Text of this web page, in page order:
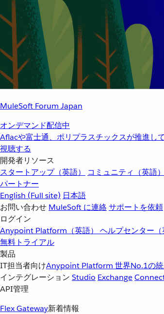
MuleSoft Forum Japan
オンデマンド配信中
Aflacや富士通、ポリプラスチックスが推進し
視聴する
開発者リソース
スタートアップ（英語）
コミュニティ（英語）
パートナー
English (Full site) 日本語
お問い合わせ MuleSoft に連絡サポートを依頼
ログイン
Anypoint Platform（英語） ヘルプセンター（
無料トライアル
製品
IT担当者向けAnypoint Platform 世界No.1の
インテグレーション Studio Exchange
API管理
Flex Gateway新着情報